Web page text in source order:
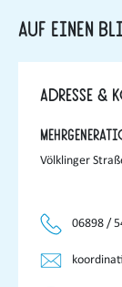
Auf einen
Adresse &
Völklinger
06898 /